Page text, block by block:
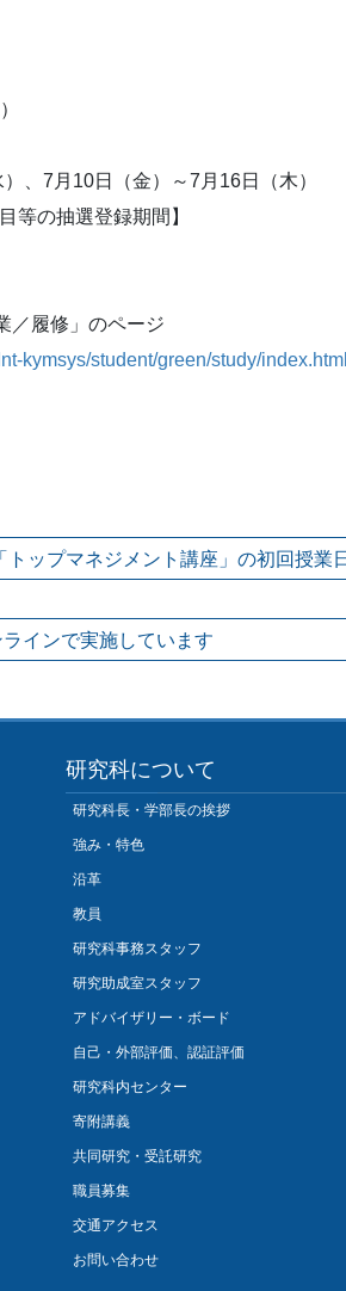
、7月10日（金）～7月16日（木）
等の抽選登録期間】
／履修」のページ
kymsys/student/green/study/index.html
トップマネジメント講座」の初回授業
インで実施しています
研究科について
研究科長・学部長の挨拶
強み・特色
沿革
教員
研究科事務スタッフ
研究助成室スタッフ
アドバイザリー・ボード
自己・外部評価、認証評価
研究科内センター
寄附講義
共同研究・受託研究
職員募集
交通アクセス
お問い合わせ